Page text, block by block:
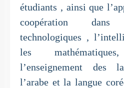
étudiants , ainsi que
coopération
technologiques ,
les
l’enseignement des
l’arabe et la langue